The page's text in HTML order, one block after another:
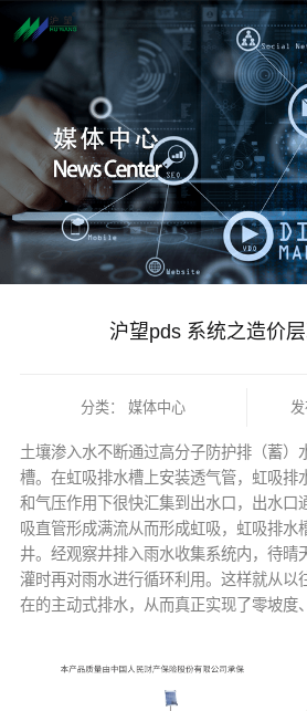
沪望pds 系统之造价层
分类： 媒体中心
土壤渗入水不断通过高分子防护排（蓄）
槽。在虹吸排水槽上安装透气管，虹吸排
和气压作用下很快汇集到出水口，出水口
吸直管形成满流从而形成虹吸，虹吸排水
井。经观察井排入雨水收集系统内，待晴
灌时再对雨水进行循环利用。这样就从以
在的主动式排水，从而真正实现了零坡度